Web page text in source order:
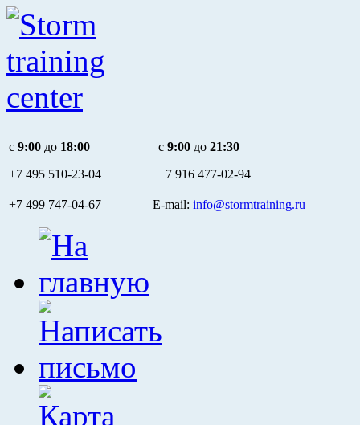
c 9:00 до 18:00
+7 495 510-23-04
c 9:00 до 21:30
+7 916 477-02-94
+7 499 747-04-67 E-mail: info@stormtraining.ru